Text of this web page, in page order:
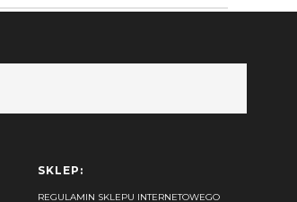
SKLEP:
REGULAMIN SKLEPU INTERNETOWEGO